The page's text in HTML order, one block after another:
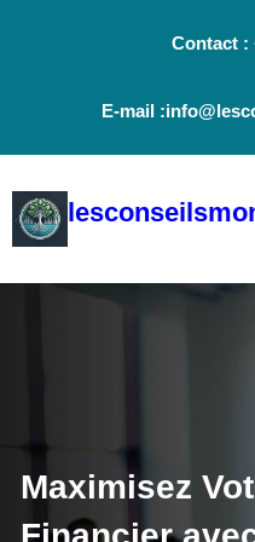
Contact :
E-mail
Maximisez